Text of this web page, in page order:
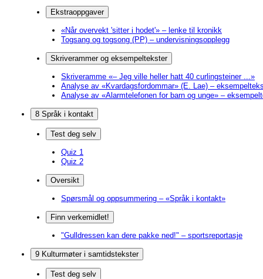
Ekstraoppgaver
«Når overvekt 'sitter i hodet'» – lenke til kronikk
Togsang og togsong (PP) – undervisningsopplegg
Skriverammer og eksempeltekster
Skriveramme «– Jeg ville heller hatt 40 curlingsteiner ...»
Analyse av «Kvardagsfordommar» (E. Lae) –
Analyse av «Alarmtelefonen for barn og unge» –
8 Språk i kontakt
Test deg selv
Quiz 1
Quiz 2
Oversikt
Spørsmål og oppsummering – «Språk i kontakt»
Finn verkemidlet!
"Gulldressen kan dere pakke ned!" – sportsreportasje
9 Kulturmøter i samtidstekster
Test deg selv